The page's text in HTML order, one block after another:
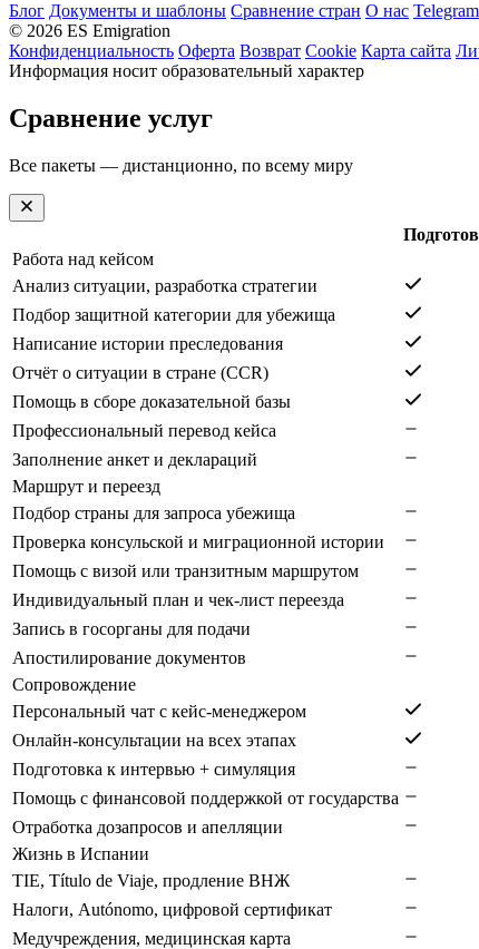
Блог Документы и шаблоны Сравнение стран О нас
© 2026 ES Emigration
Конфиденциальность Оферта Возврат Cookie Карта сайта
Информация носит образовательный характер
Сравнение услуг
Все пакеты — дистанционно, по всему миру
Работа над кейсом
Анализ ситуации, разработка стратегии
Подбор защитной категории для убежища
Написание истории преследования
Отчёт о ситуации в стране (CCR)
Помощь в сборе доказательной базы
Профессиональный перевод кейса
Заполнение анкет и деклараций
Маршрут и переезд
Подбор страны для запроса убежища
Проверка консульской и миграционной истории
Помощь с визой или транзитным маршрутом
Индивидуальный план и чек-лист переезда
Запись в госорганы для подачи
Апостилирование документов
Сопровождение
Персональный чат с кейс-менеджером
Онлайн-консультации на всех этапах
Подготовка к интервью + симуляция
Помощь с финансовой поддержкой от государства
Отработка дозапросов и апелляции
Жизнь в Испании
TIE, Título de Viaje, продление ВНЖ
Налоги, Autónomo, цифровой сертификат
Медучреждения, медицинская карта